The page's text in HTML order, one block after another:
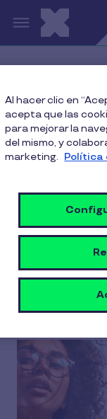
Pasar al
Gestión
Los secretos de
más en menos
Los
cómo
tiempo
5 min de
Al hacer clic en
acepta que las
para mejorar la
del mismo, y
marketing. Política